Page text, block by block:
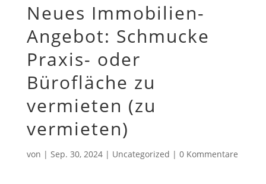
Neues Immobilien-
Angebot: Schmucke
Praxis- oder
Bürofläche zu
vermieten (zu
vermieten)
von | Sep. 30, 2024| Uncategorized | 0 Kommentare